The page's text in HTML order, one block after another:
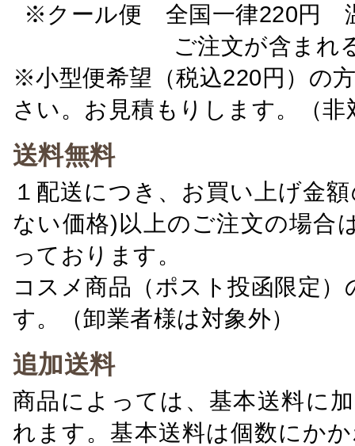
※クール便 全国一律220円
ご注文が含ま
※小型便希望（税込220円）の
さい。お見積もりします。（非
送料無料
１配送につき、お買い上げ金
ない価格)以上のご注文の場合
っております。
コスメ商品（ポスト投函限定
す。（卸業者様は対象外）
追加送料
商品によっては、基本送料に
れます。基本送料は個数にか